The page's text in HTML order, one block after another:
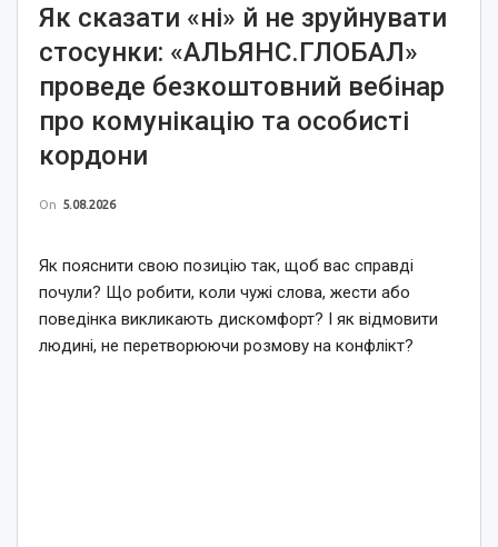
Як сказати «ні» й не зруйнувати
стосунки: «АЛЬЯНС.ГЛОБАЛ»
проведе безкоштовний вебінар
про комунікацію та особисті
кордони
On 5.08.2026
Як пояснити свою позицію так, щоб вас справді
почули? Що робити, коли чужі слова, жести або
поведінка викликають дискомфорт? І як відмовити
людині, не перетворюючи розмову на конфлікт?